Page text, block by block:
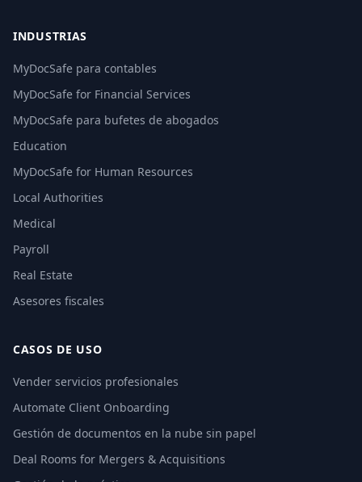
INDUSTRIAS
MyDocSafe para contables
MyDocSafe for Financial Services
MyDocSafe para bufetes de abogados
Education
MyDocSafe for Human Resources
Local Authorities
Medical
Payroll
Real Estate
Asesores fiscales
CASOS DE USO
Vender servicios profesionales
Automate Client Onboarding
Gestión de documentos en la nube sin papel
Deal Rooms for Mergers & Acquisitions